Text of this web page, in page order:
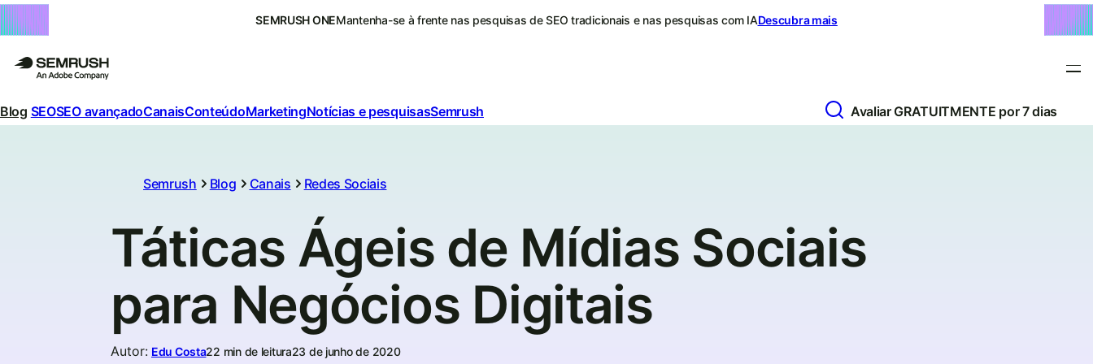
SEMRUSH ONEMantenha-se à frente nas pesquisas de SEO tradicionais e nas pesquisas com IADescubra mais
Blog SEOSEO avançadoCanaisConteúdoMarketingNotícias e pesquisasSemrush Avaliar GRATUITMENTE por 7 dias
Semrush Blog Canais Redes Sociais
Táticas Ágeis de Mídias Sociais
para Negócios Digitais
Autor: Edu Costa22 min de leitura23 de junho de 2020